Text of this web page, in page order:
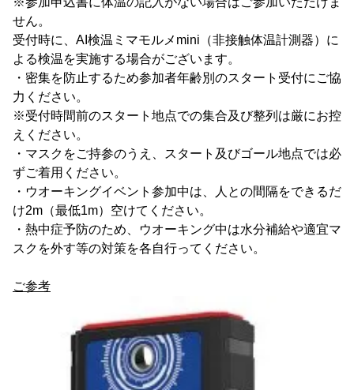
せん。
受付時に、AI検温ミマモルメmini（非接触体温計測器）に
よる検温を実施する場合がございます。
・密集を防止するため参加者年齢別のスタート受付にご協
力ください。
※受付時間前のスタート地点での集合及び整列は厳にお控
えください。
・マスクをご持参のうえ、スタート及びゴール地点では必
ずご着用ください。
・ウオーキングイベント参加中は、人との間隔をできるだ
け2m（最低1m）空けてください。
・熱中症予防のため、ウオーキング中は水分補給や適宜マ
スクを外す等の対策を各自行ってください。
ご参考